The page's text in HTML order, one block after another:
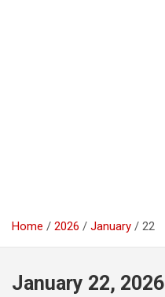
Home 2026 January 22
January 22, 2026